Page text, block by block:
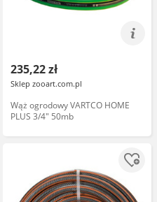
235,22 zł
Sklep zooart.com.pl
Wąż ogrodowy VARTCO HOME
PLUS 3/4" 50mb